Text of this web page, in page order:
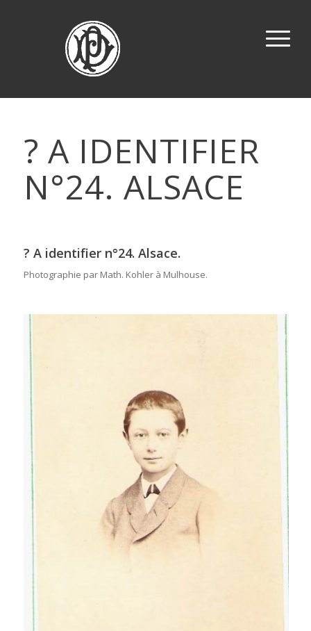
? A IDENTIFIER
N°24. ALSACE
? A identifier n°24. Alsace.
Photographie par Math. Kohler à Mulhouse.